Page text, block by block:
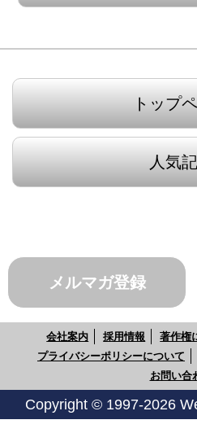
トップ
人気
メルマガ登録
会社案内 採用情報 著作権
プライバシーポリシーについて
お問い合
Copyright © 1997-2026